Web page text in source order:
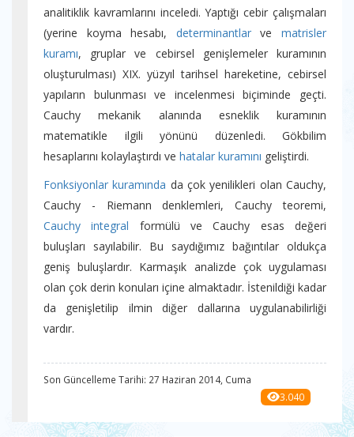
analitiklik kavramlarını inceledi. Yaptığı cebir çalışmaları
(yerine koyma hesabı, determinantlarvematrisler
kuramı, gruplar ve cebirsel genişlemeler kuramının
oluşturulması) XIX. yüzyıl tarihsel hareketine, cebirsel
yapıların bulunması ve incelenmesi biçiminde geçti.
Cauchy mekanik alanında esneklik kuramının
matematikle ilgili yönünü düzenledi. Gökbilim
hesaplarını kolaylaştırdı ve hatalar kuramını geliştirdi.
Fonksiyonlar kuramında da çok yenilikleri olan Cauchy,
Cauchy - Riemann denklemleri, Cauchy teoremi,
Cauchy integral formülü ve Cauchy esas değeri
buluşları sayılabilir. Bu saydığımız bağıntılar oldukça
geniş buluşlardır. Karmaşık analizde çok uygulaması
olan çok derin konuları içine almaktadır. İstenildiği kadar
da genişletilip ilmin diğer dallarına uygulanabilirliği
vardır.
Son Güncelleme Tarihi: 27 Haziran 2014, Cuma
3.040